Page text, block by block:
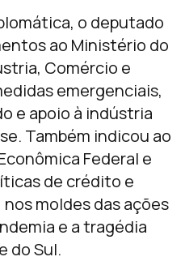
o deputado
ao Ministério do
Comércio e
emergenciais,
e apoio à indústria
Também indicou ao
Federal e
de crédito e
moldes das ações
e a tragédia
do Sul.